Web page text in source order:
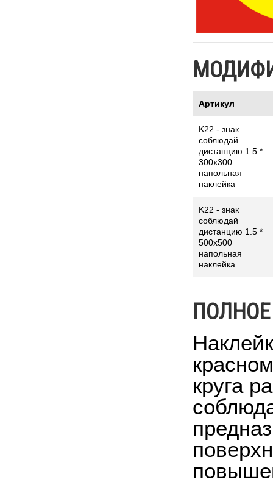
Артикул
K22 - знак
соблюдай
дистанцию 1.5 *
300x300
напольная
наклейка
K22 - знак
соблюдай
дистанцию 1.5 *
500x500
напольная
наклейка
круга